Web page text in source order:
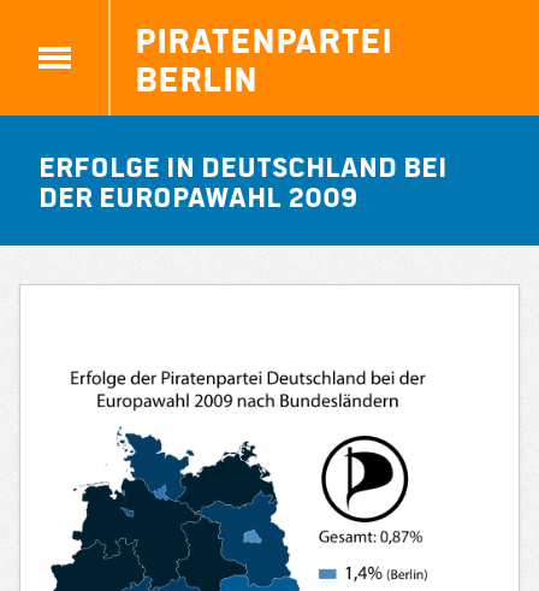
Piratenpartei
Berlin
Erfolge in Deutschland bei
der Europawahl 2009